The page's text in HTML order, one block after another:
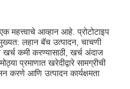
महत्त्वाचे आव्हान आहे. प्रोटोटाइप
लहान बॅच उत्पादन, चाचणी
खर्च कमी करण्यासाठी, खर्च अंदाज
प्रमाणात खरेदीद्वारे सामग्रीची
आणि उत्पादन कार्यक्षमता